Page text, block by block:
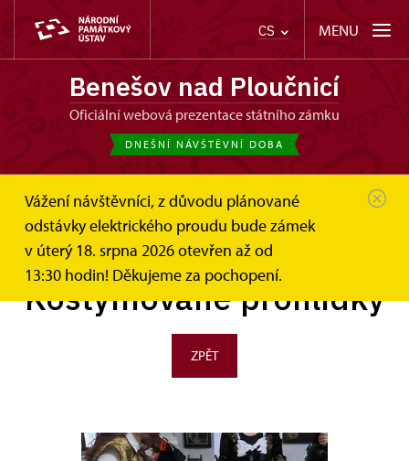
CS MENU
Benešov nad Ploučnicí
oficiální webová prezentace státního zámku
DNEŠNÍ NÁVŠTĚVNÍ DOBA
Vážení návštěvníci, z důvodu plánované
odstávky elektrického proudu bude zámek
v úterý 18. srpna 2026 otevřen až od
13:30 hodin! Děkujeme za pochopení.
Benešov nad Ploučnicí
Fotogalerie
Kostýmované prohlídky
Kostýmované prohlídky
ZPĚT